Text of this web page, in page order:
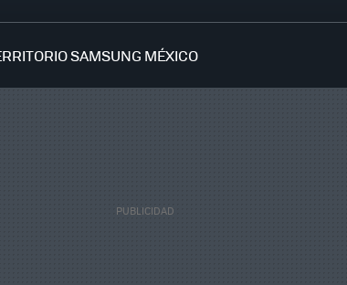
SAMSUNG MÉXICO